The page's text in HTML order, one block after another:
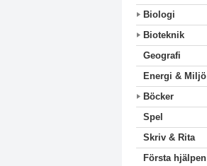
Biologi
Bioteknik
Geografi
Energi & Miljö
Böcker
Spel
Skriv & Rita
Första hjälpen